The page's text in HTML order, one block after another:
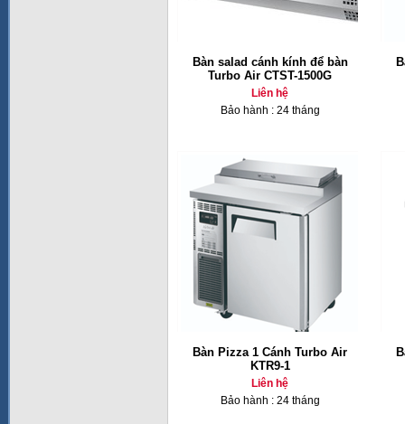
Bàn salad cánh kính để bàn
Turbo Air CTST-1500G
Liên hệ
Bảo hành : 24 tháng
Bàn Pizza 1 Cánh Turbo Air
KTR9-1
Liên hệ
Bảo hành : 24 tháng